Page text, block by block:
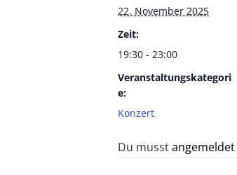
22. November 2025
Zeit:
19:30 - 23:00
Veranstaltungskategori
e:
Konzert
Du musstangemeldet